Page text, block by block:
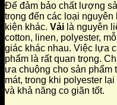
Để đảm bảo chất lượng
trọng đến các loại
kiện khác. Vải là nguyên
cotton, linen, polyester,
giác khác nhau. Việc lựa
phẩm là rất quan trọng.
ưa chuộng cho sản phẩm
mát, trong khi polyester
và khả năng co giãn tốt.